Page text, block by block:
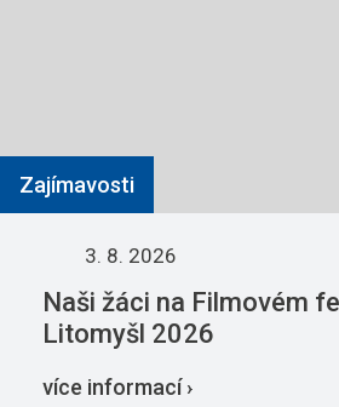
Zajímavosti
3. 8. 2026
Naši žáci na Filmovém
Litomyšl 2026
více informací ›